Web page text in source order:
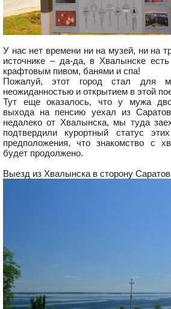
У нас нет времени ни на музей, ни на
источнике – да-да, в Хвалынске
крафтовым пивом, банями и спа!
Пожалуй, этот город стал для
неожиданностью и открытием в этой
Тут еще оказалось, что у мужа
выхода на пенсию уехал из
недалеко от Хвалынска, мы туда
подтвердили курортный статус
предположения, что знакомство с
будет продолжено.
Выезд из Хвалынска в сторону